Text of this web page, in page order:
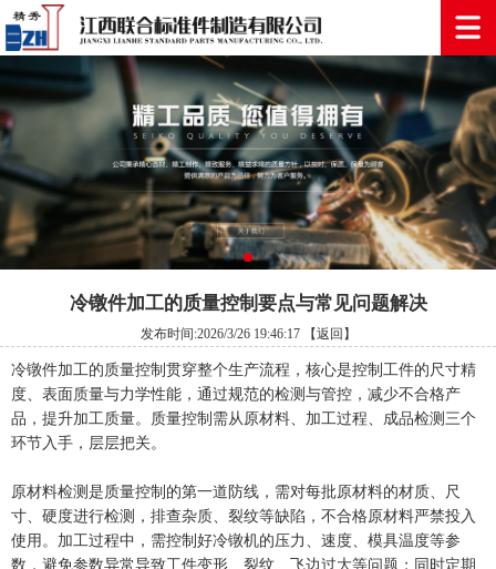
冷镦件加工的质量控制要点与常见问题解决
发布时间:2026/3/26 19:46:17 【返回】
冷镦件加工的质量控制贯穿整个生产流程，核心是控制工件的尺寸精
度、表面质量与力学性能，通过规范的检测与管控，减少不合格产
品，提升加工质量。质量控制需从原材料、加工过程、成品检测三个
环节入手，层层把关。
原材料检测是质量控制的第一道防线，需对每批原材料的材质、尺
寸、硬度进行检测，排查杂质、裂纹等缺陷，不合格原材料严禁投入
使用。加工过程中，需控制好冷镦机的压力、速度、模具温度等参
数，避免参数异常导致工件变形、裂纹、飞边过大等问题；同时定期